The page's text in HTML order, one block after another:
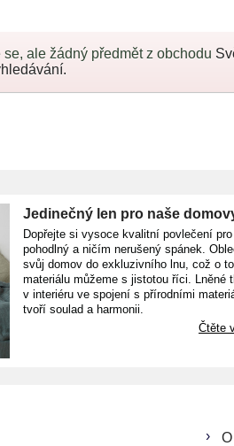
se, ale žádný předmět z obchodu
Jedinečný len pro naše
Dopřejte si vysoce kvalitní povlečení pro
pohodlný a ničím nerušený spánek.
svůj domov do exkluzivního lnu, což o
materiálu můžeme s jistotou říci. Lněné
v interiéru ve spojení s přírodními
tvoří soulad a harmonii.
Čtěte